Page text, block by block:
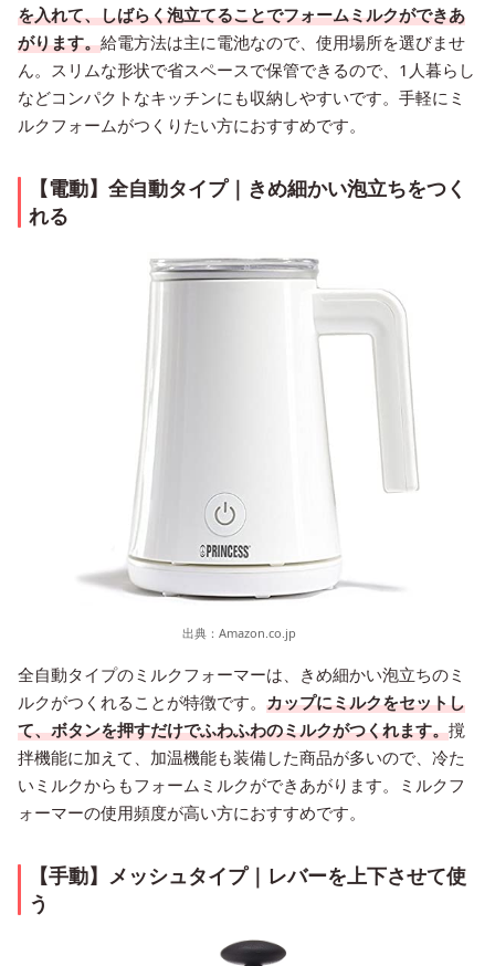
を入れて、しばらく泡立てることでフォームミルクができあ
がります。給電方法は主に電池なので、使用場所を選びませ
ん。スリムな形状で省スペースで保管できるので、1人暮らし
などコンパクトなキッチンにも収納しやすいです。手軽にミ
ルクフォームがつくりたい方におすすめです。
【電動】全自動タイプ｜きめ細かい泡立ちをつく
れる
出典： Amazon.co.jp
全自動タイプのミルクフォーマーは、きめ細かい泡立ちのミ
ルクがつくれることが特徴です。 カップにミルクをセットし
て、ボタンを押すだけでふわふわのミルクがつくれます。撹
拌機能に加えて、加温機能も装備した商品が多いので、冷た
いミルクからもフォームミルクができあがります。ミルクフ
ォーマーの使用頻度が高い方におすすめです。
【手動】メッシュタイプ｜レバーを上下させて使
う